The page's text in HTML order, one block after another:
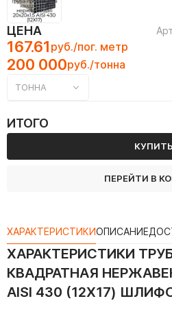
ЦЕНА
167.61 руб./пог. метр
200 000руб./тонна
ТОННА
ИТОГО
КУПИТЬ
ПЕРЕЙТИ В
ХАРАКТЕРИСТИКИОПИСАНИЕ
ХАРАКТЕРИСТИКИ
КВАДРАТНАЯ
AISI 430 (12Х17)